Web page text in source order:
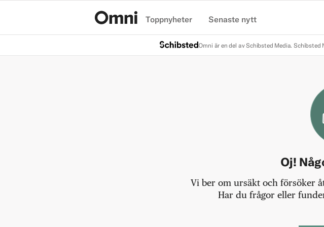
Toppnyheter Senaste nytt
Omni är en del av Schibsted Media. Schibsted
Oj!
Vi ber om ursäkt och försöker
Har du frågor eller